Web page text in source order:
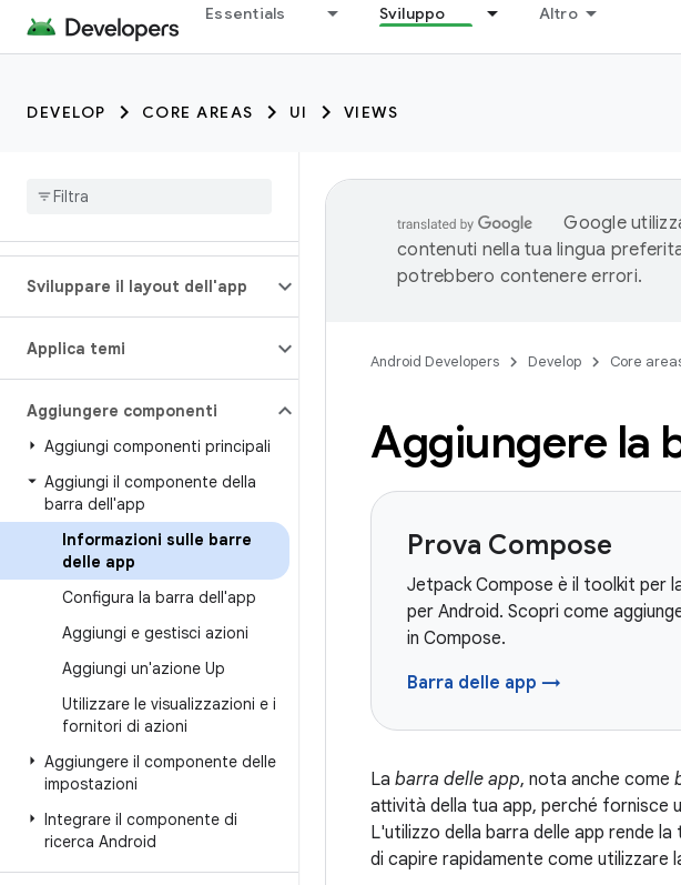
Essentials Sviluppo Altro
DEVELOP CORE AREAS UI VIEWS
Sviluppare il layout dell'app
Applica temi
Aggiungere componenti
Aggiungi componenti principali
Aggiungi il componente della
barra dell'app
Informazioni sulle barre
delle app
Configura la barra dell'app
Aggiungi e gestisci azioni
Aggiungi un'azione Up
Utilizzare le visualizzazioni e i
fornitori di azioni
Aggiungere il componente delle
impostazioni
Integrare il componente di
ricerca Android
Google
contenuti nella tua lingua
potrebbero contenere errori.
Android Developers Develop Core
Aggiungere la
Prova Compose
Jetpack Compose è il toolkit per
per Android. Scopri come
in Compose.
Barra delle app →
La barra delle app, nota anche come
attività della tua app, perché fornisce
L'utilizzo della barra delle app rende
di capire rapidamente come utilizzare